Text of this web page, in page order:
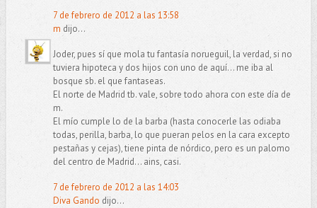
7 de febrero de 2012 a las 13:58
m dijo...
Joder, pues sí que mola tu fantasía norueguil, la verdad, si no
tuviera hipoteca y dos hijos con uno de aquí... me iba al
bosque sb. el que fantaseas.
El norte de Madrid tb. vale, sobre todo ahora con este día de
m.
El mío cumple lo de la barba (hasta conocerle las odiaba
todas, perilla, barba, lo que pueran pelos en la cara excepto
pestañas y cejas), tiene pinta de nórdico, pero es un palomo
del centro de Madrid... ains, casi.
7 de febrero de 2012 a las 14:03
Diva Gando dijo...